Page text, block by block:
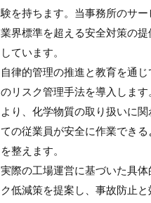
験を持ちます。当事務所のサー
業界標準を超える安全対策の提
しています。
自律的管理の推進と教育を通
のリスク管理手法を導入します
より、化学物質の取り扱いに
ての従業員が安全に作業できる
を整えます。
実際の工場運営に基づいた具体
ク低減策を提案し、事故防止と